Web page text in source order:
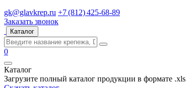
gk@glavkrep.ru +7 (812) 425-68-89
Заказать звонок
Каталог
0
Каталог
Загрузите полный каталог продукции в формате .xls